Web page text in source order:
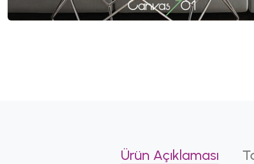
Ürün Açıklaması